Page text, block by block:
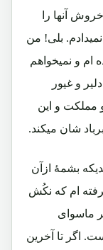
آنها را
بلی! من
ام و نمیخواهم
و غیور
مملکت و این
شان میکند.
بشمۀ ازآن
ام که نکُش
ماسوای
اگر تا آخرین